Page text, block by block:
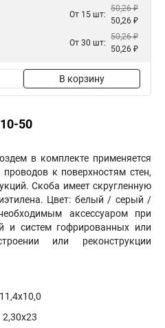
От 15 шт:
50,26 ₽
50,26 ₽
От 30 шт:
50,26 ₽
50,26 ₽
В корзину
50
в комплекте применяется
к поверхностям стен,
Скоба имеет скругленную
Цвет: белый / серый /
аксессуаром при
и систем гофрированных или
или реконструкции